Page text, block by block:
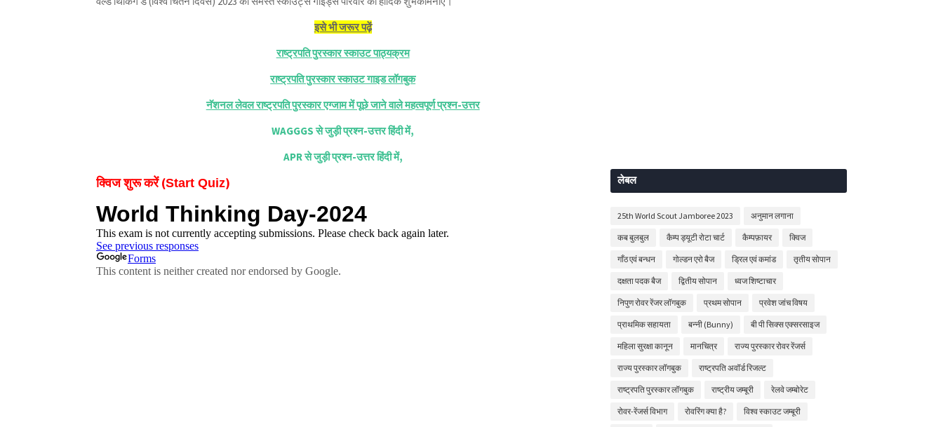
इसे भी जरूर पढ़ें
राष्ट्रपति पुरस्कार स्काउट पाठ्यक्रम
राष्ट्रपति पुरस्कार स्काउट गाइड लॉगबुक
नॅशनल लेवल राष्ट्रपति पुरस्कार एग्जाम में पूछे जाने वाले महत्वपूर्ण प्रश्न-उत्तर
WAGGGS से जुड़ी प्रश्न-उत्तर हिंदी में,
APR से जुड़ी प्रश्न-उत्तर हिंदी में,
क्विज शुरू करें (Start Quiz) लेबल
25th World Scout Jamboree 2023 अनुमान लगाना
कब बुलबुल कैम्प ड्यूटी रोटा चार्ट कैम्पफ़ायर क्विज
गाँठ एवं बन्धन गोल्डन एरो बैज ड्रिल एवं कमांड तृतीय सोपान
दक्षता पदक बैज द्वितीय सोपान ध्वज शिष्टाचार
निपुण रोवर रेंजर लॉगबुक प्रथम सोपान प्रवेश जांच विषय
प्राथमिक सहायता बन्नी (Bunny) बी पी सिक्स एक्सरसाइज
महिला सुरक्षा कानून मानचित्र राज्य पुरस्कार रोवर रेंजर्स
राज्य पुरस्कार लॉगबुक राष्ट्रपति अवॉर्ड रिजल्ट
राष्ट्रपति पुरस्कार लॉगबुक राष्ट्रीय जम्बूरी रेलवे जम्बोरेट
रोवर-रेंजर्स विभाग रोवरिंग क्या है? विश्व स्काउट जम्बूरी